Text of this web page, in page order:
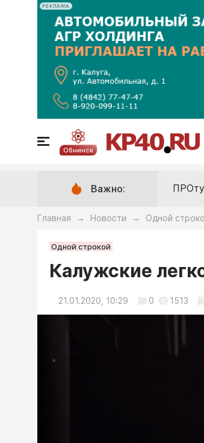
РЕКЛАМА
Обнинск
Важно:
Главная → Новости → Одной
Одной строкой
Калужские
21.01.2020, 10:29 0 1513